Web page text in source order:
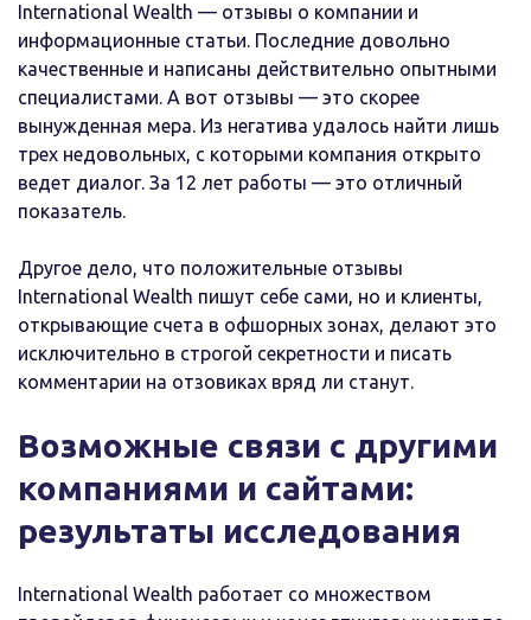
International Wealth — отзывы о компании и
информационные статьи. Последние довольно
качественные и написаны действительно опытными
специалистами. А вот отзывы — это скорее
вынужденная мера. Из негатива удалось найти лишь
трех недовольных, с которыми компания открыто
ведет диалог. За 12 лет работы — это отличный
показатель.
Другое дело, что положительные отзывы
International Wealth пишут себе сами, но и клиенты,
открывающие счета в офшорных зонах, делают это
исключительно в строгой секретности и писать
комментарии на отзовиках вряд ли станут.
Возможные связи с другими
компаниями и сайтами:
результаты исследования
International Wealth работает со множеством